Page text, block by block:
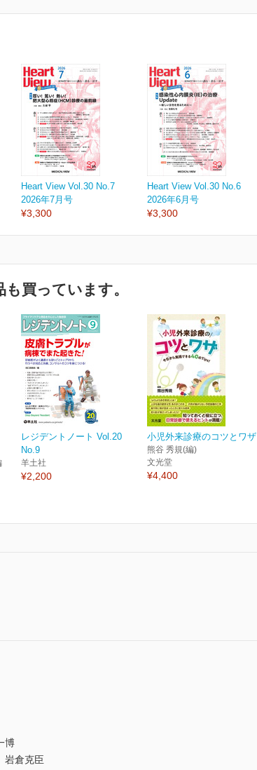
Heart View Vol.30 No.7
2026年7月号
¥3,300
Heart View Vol.30 No.6
2026年6月号
¥3,300
買っています。
レジデントノート Vol.20
No.9
羊土社
¥2,200
小児外来診療のコツとワザ
熊谷 秀規(編)
文光堂
¥4,400
博
倉克臣